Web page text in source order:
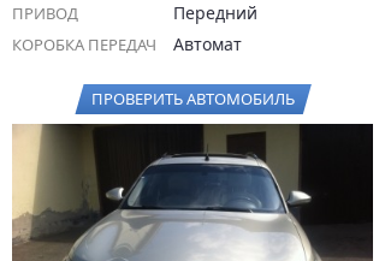
ПРИВОД Передний
КОРОБКА ПЕРЕДАЧ Автомат
ПРОВЕРИТЬ АВТОМОБИЛЬ